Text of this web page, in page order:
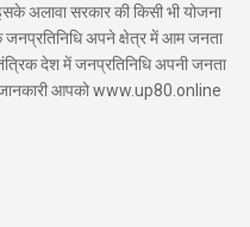
अलावा सरकार की किसी भी योजना
अपने क्षेत्र में आम जनता
देश में जनप्रतिनिधि अपनी जनता
आपको www.up80.online